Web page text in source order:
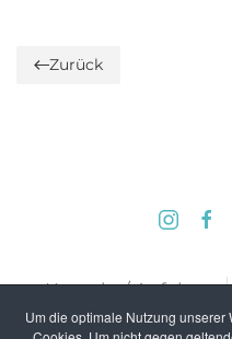
Um die optimale Nutzung
Zurück
Kontakt / Anfahrt
Impressum